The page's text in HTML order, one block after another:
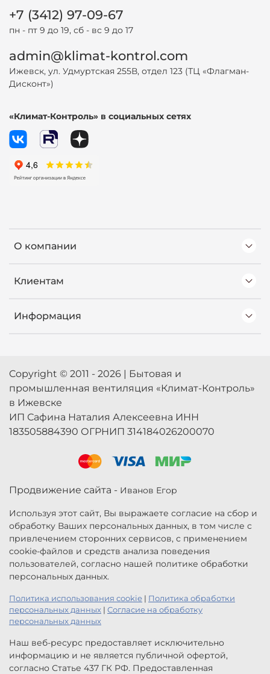
О компании
Клиентам
Информация
+7 (3412) 97-09-67
пн - пт 9 до 19, сб - вс 9 до 17
admin@klimat-kontrol.com
Ижевск, ул. Удмуртская 255В, отдел 123 (ТЦ «Флагман-
Дисконт»)
«Климат-Контроль» в социальных сетях
Copyright © 2011 - 2026 | Бытовая и
промышленная вентиляция «Климат-Контроль»
в Ижевске
ИП Сафина Наталия Алексеевна ИНН
183505884390 ОГРНИП 314184026200070
Продвижение сайта - Иванов Егор
Используя этот сайт, Вы выражаете согласие на сбор и
обработку Ваших персональных данных, в том числе с
привлечением сторонних сервисов, с применением
cookie-файлов и средств анализа поведения
пользователей, согласно нашей политике обработки
персональных данных.
Политика использования cookie | Политика обработки
персональных данных | Согласие на обработку
персональных данных
Наш веб-ресурс предоставляет исключительно
информацию и не является публичной офертой,
согласно Статье 437 ГК РФ. Предоставленная